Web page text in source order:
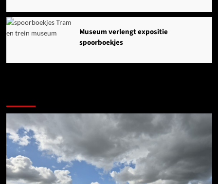
Museum verlengt expositie
spoorboekjes